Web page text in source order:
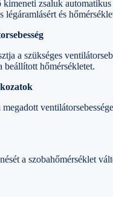
zsaluk
légáramlásért és
a szükséges
beállított hőmérsékletet.
a szobahőmérséklet